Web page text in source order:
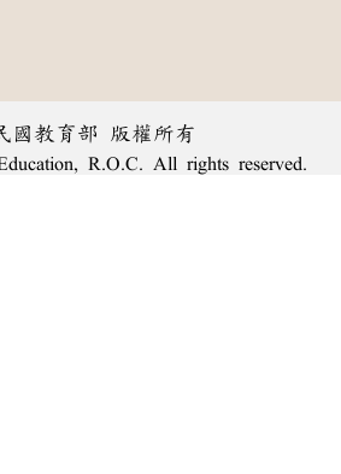
國教育部 版權所有
R.O.C. All rights reserved.